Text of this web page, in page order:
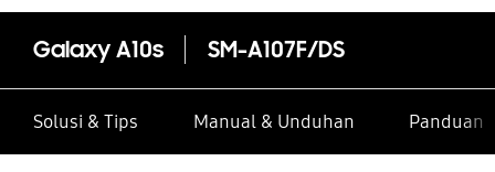
Galaxy A10s SM-A107F/DS
Solusi & Tips Manual & Unduhan Panduan